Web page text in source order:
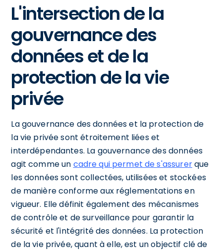
L'intersection de la
gouvernance des
données et de la
protection de la vie
privée
La gouvernance des données et la protection de
la vie privée sont étroitement liées et
interdépendantes. La gouvernance des données
agit comme un cadre qui permet de s'assurerque
les données sont collectées, utilisées et stockées
de manière conforme aux réglementations en
vigueur. Elle définit également des mécanismes
de contrôle et de surveillance pour garantir la
sécurité et l'intégrité des données. La protection
de la vie privée, quant à elle, est un objectif clé de